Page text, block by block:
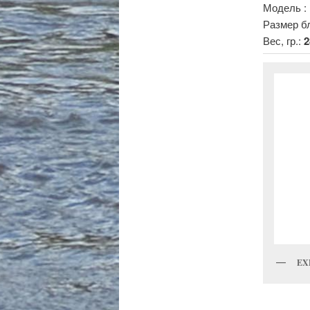
Модель :
Размер
Вес, гр.: